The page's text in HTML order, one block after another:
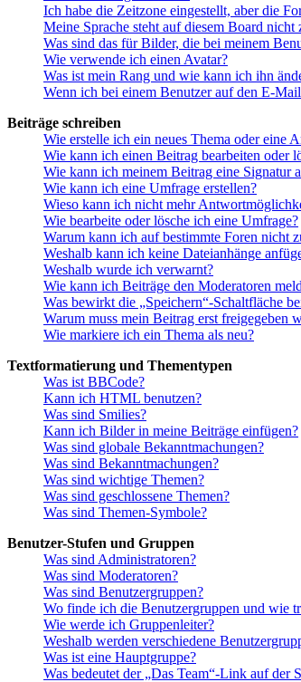
Ich habe die Zeitzone eingestellt, aber die
Meine Sprache steht auf diesem Board nicht
Was sind das für Bilder, die bei meinem
Wie verwende ich einen Avatar?
Was ist mein Rang und wie kann ich ihn
Wenn ich bei einem Benutzer auf den E-
Beiträge schreiben
Wie erstelle ich ein neues Thema oder eine
Wie kann ich einen Beitrag bearbeiten oder
Wie kann ich meinem Beitrag eine Signatur
Wie kann ich eine Umfrage erstellen?
Wieso kann ich nicht mehr
Wie bearbeite oder lösche ich eine Umfrage?
Warum kann ich auf bestimmte Foren nicht
Weshalb kann ich keine Dateianhänge
Weshalb wurde ich verwarnt?
Wie kann ich Beiträge den Moderatoren
Was bewirkt die „Speichern“-Schaltfläche
Warum muss mein Beitrag erst freigegeben
Wie markiere ich ein Thema als neu?
Textformatierung und Thementypen
Was ist BBCode?
Kann ich HTML benutzen?
Was sind Smilies?
Kann ich Bilder in meine Beiträge einfügen?
Was sind globale Bekanntmachungen?
Was sind Bekanntmachungen?
Was sind wichtige Themen?
Was sind geschlossene Themen?
Was sind Themen-Symbole?
Benutzer-Stufen und Gruppen
Was sind Administratoren?
Was sind Moderatoren?
Was sind Benutzergruppen?
Wo finde ich die Benutzergruppen und wie
Wie werde ich Gruppenleiter?
Weshalb werden verschiedene
Was ist eine Hauptgruppe?
Was bedeutet der „Das Team“-Link auf der